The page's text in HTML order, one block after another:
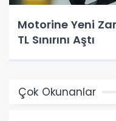
Motorine Yeni
TL Sınırını Aştı
Çok Okunanlar